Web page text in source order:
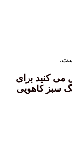
برای